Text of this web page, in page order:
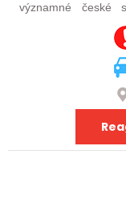
významné české
jste silný v